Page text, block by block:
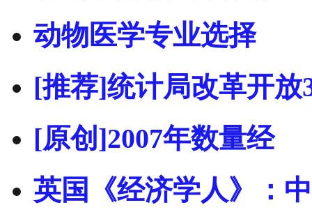
动物医学专业选择
[推荐]统计局改革开放
[原创]2007年数量经
英国《经济学人》：